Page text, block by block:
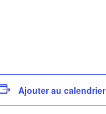
Ajouter au calendrier